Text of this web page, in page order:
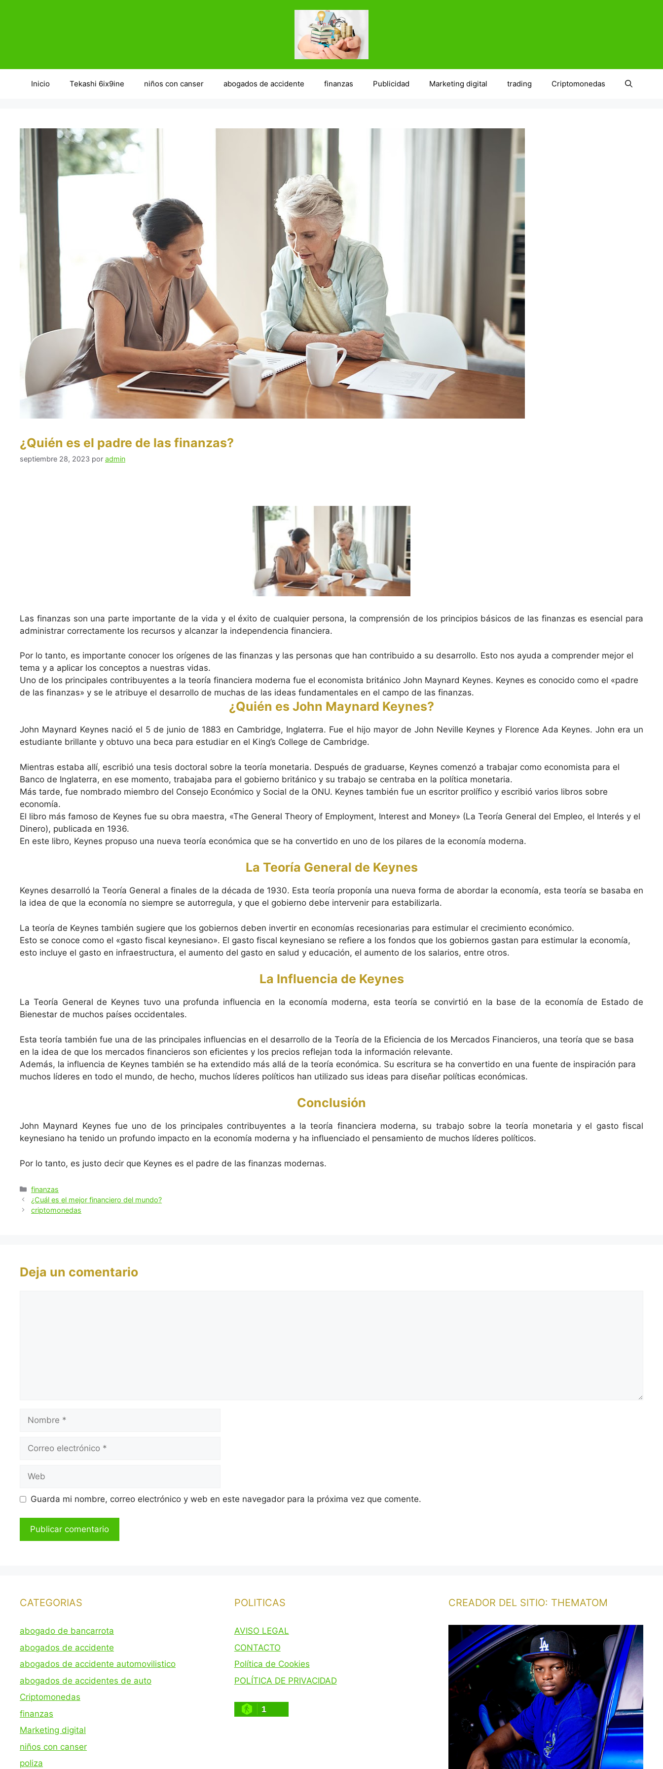
Inicio Tekashi 6ix9ine niños con canser abogados de accidente finanzas Publicidad Marketing digital trading Criptomonedas
¿Quién es el padre de las finanzas?
septiembre 28, 2023 por admin
Las finanzas son una parte importante de la vida y el éxito de cualquier persona, la comprensión de los principios básicos de las finanzas es esencial para
administrar correctamente los recursos y alcanzar la independencia financiera.
Por lo tanto, es importante conocer los orígenes de las finanzas y las personas que han contribuido a su desarrollo. Esto nos ayuda a comprender mejor el
tema y a aplicar los conceptos a nuestras vidas.
Uno de los principales contribuyentes a la teoría financiera moderna fue el economista británico John Maynard Keynes. Keynes es conocido como el «padre
de las finanzas» y se le atribuye el desarrollo de muchas de las ideas fundamentales en el campo de las finanzas.
¿Quién es John Maynard Keynes?
John Maynard Keynes nació el 5 de junio de 1883 en Cambridge, Inglaterra. Fue el hijo mayor de John Neville Keynes y Florence Ada Keynes. John era un
estudiante brillante y obtuvo una beca para estudiar en el King’s College de Cambridge.
Mientras estaba allí, escribió una tesis doctoral sobre la teoría monetaria. Después de graduarse, Keynes comenzó a trabajar como economista para el
Banco de Inglaterra, en ese momento, trabajaba para el gobierno británico y su trabajo se centraba en la política monetaria.
Más tarde, fue nombrado miembro del Consejo Económico y Social de la ONU. Keynes también fue un escritor prolífico y escribió varios libros sobre
economía.
El libro más famoso de Keynes fue su obra maestra, «The General Theory of Employment, Interest and Money» (La Teoría General del Empleo, el Interés y el
Dinero), publicada en 1936.
En este libro, Keynes propuso una nueva teoría económica que se ha convertido en uno de los pilares de la economía moderna.
La Teoría General de Keynes
Keynes desarrolló la Teoría General a finales de la década de 1930. Esta teoría proponía una nueva forma de abordar la economía, esta teoría se basaba en
la idea de que la economía no siempre se autorregula, y que el gobierno debe intervenir para estabilizarla.
La teoría de Keynes también sugiere que los gobiernos deben invertir en economías recesionarias para estimular el crecimiento económico.
Esto se conoce como el «gasto fiscal keynesiano». El gasto fiscal keynesiano se refiere a los fondos que los gobiernos gastan para estimular la economía,
esto incluye el gasto en infraestructura, el aumento del gasto en salud y educación, el aumento de los salarios, entre otros.
La Influencia de Keynes
La Teoría General de Keynes tuvo una profunda influencia en la economía moderna, esta teoría se convirtió en la base de la economía de Estado de
Bienestar de muchos países occidentales.
Esta teoría también fue una de las principales influencias en el desarrollo de la Teoría de la Eficiencia de los Mercados Financieros, una teoría que se basa
en la idea de que los mercados financieros son eficientes y los precios reflejan toda la información relevante.
Además, la influencia de Keynes también se ha extendido más allá de la teoría económica. Su escritura se ha convertido en una fuente de inspiración para
muchos líderes en todo el mundo, de hecho, muchos líderes políticos han utilizado sus ideas para diseñar políticas económicas.
Conclusión
John Maynard Keynes fue uno de los principales contribuyentes a la teoría financiera moderna, su trabajo sobre la teoría monetaria y el gasto fiscal
keynesiano ha tenido un profundo impacto en la economía moderna y ha influenciado el pensamiento de muchos líderes políticos.
Por lo tanto, es justo decir que Keynes es el padre de las finanzas modernas.
Categorías
finanzas
¿Cuál es el mejor financiero del mundo?
criptomonedas
Deja un comentario
electrónico
Guarda mi nombre, correo electrónico y web en este navegador para la próxima vez que comente.
CATEGORIAS
abogado de bancarrota
abogados de accidente
abogados de accidente automovilistico
abogados de accidentes de auto
Criptomonedas
finanzas
Marketing digital
niños con canser
poliza
POLITICAS
AVISO LEGAL
CONTACTO
Política de Cookies
POLÍTICA DE PRIVACIDAD
1
CREADOR DEL SITIO: THEMATOM